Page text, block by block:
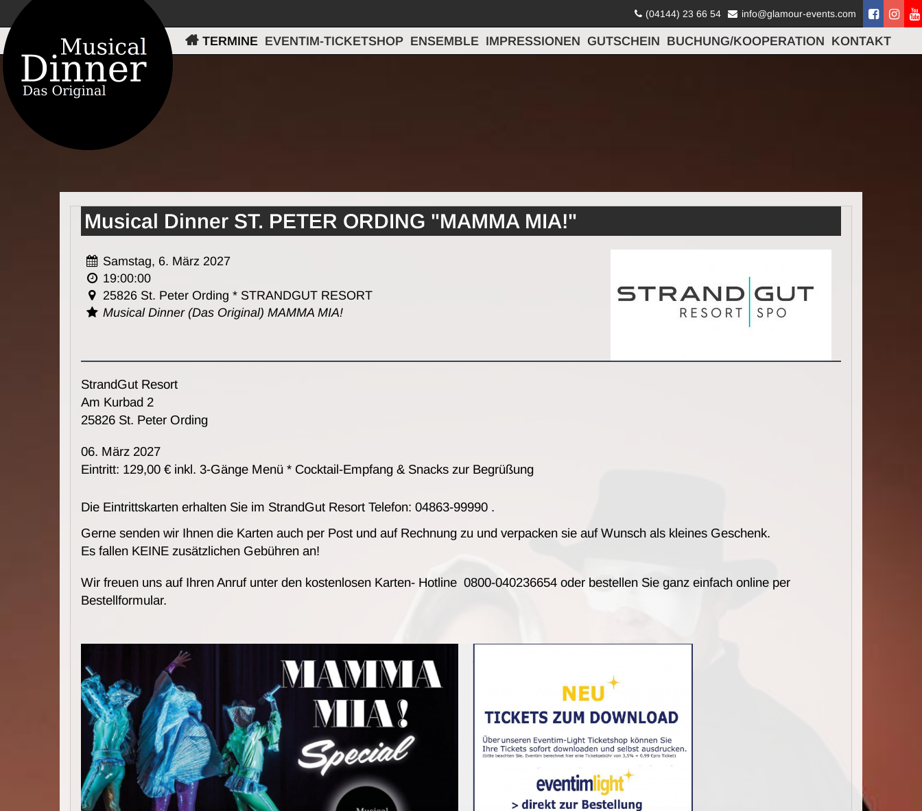
(04144) 23 66 54 info@glamour-events.com
TERMINE EVENTIM-TICKETSHOP ENSEMBLE IMPRESSIONEN GUTSCHEIN BUCHUNG/KOOPERATION KONTAKT
Musical Dinner ST. PETER ORDING "MAMMA MIA!"
Samstag, 6. März 2027
19:00:00
25826 St. Peter Ording * STRANDGUT RESORT
Musical Dinner (Das Original) MAMMA MIA!
StrandGut Resort
Am Kurbad 2
25826 St. Peter Ording
06. März 2027
Eintritt: 129,00 € inkl. 3-Gänge Menü * Cocktail-Empfang & Snacks zur Begrüßung
Die Eintrittskarten erhalten Sie im StrandGut Resort Telefon: 04863-99990 .
Gerne senden wir Ihnen die Karten auch per Post und auf Rechnung zu und verpacken sie auf Wunsch als kleines Geschenk.
Es fallen KEINE zusätzlichen Gebühren an!
Wir freuen uns auf Ihren Anruf unter den kostenlosen Karten- Hotline 0800-040236654 oder bestellen Sie ganz einfach online per
Bestellformular.